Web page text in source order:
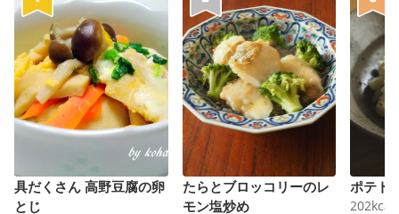
具だくさん 高野豆腐の卵
とじ
たらとブロッコリーのレ
モン塩炒め
ポテト
202kcal